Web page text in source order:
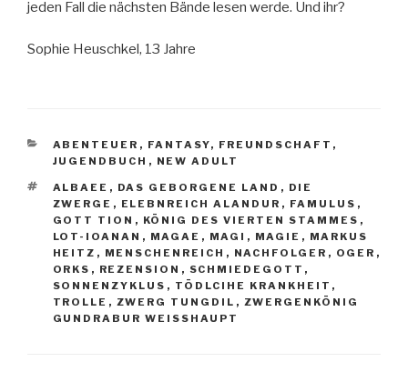
jeden Fall die nächsten Bände lesen werde. Und ihr?
Sophie Heuschkel, 13 Jahre
KATEGORIEN
ABENTEUER , FANTASY, FREUNDSCHAFT ,
JUGENDBUCH , NEW ADULT
SCHLAGWÖRTER
ALBAEE , DAS GEBORGENE LAND , DIE
ZWERGE , ELEBNREICH ALANDUR , FAMULUS ,
GOTT TION , KÖNIG DES VIERTEN STAMMES ,
LOT-IOANAN , MAGAE , MAGI , MAGIE , MARKUS
HEITZ , MENSCHENREICH , NACHFOLGER , OGER ,
ORKS , REZENSION , SCHMIEDEGOTT ,
SONNENZYKLUS , TÖDLCIHE KRANKHEIT ,
TROLLE , ZWERG TUNGDIL , ZWERGENKÖNIG
GUNDRABUR WEISSHAUPT